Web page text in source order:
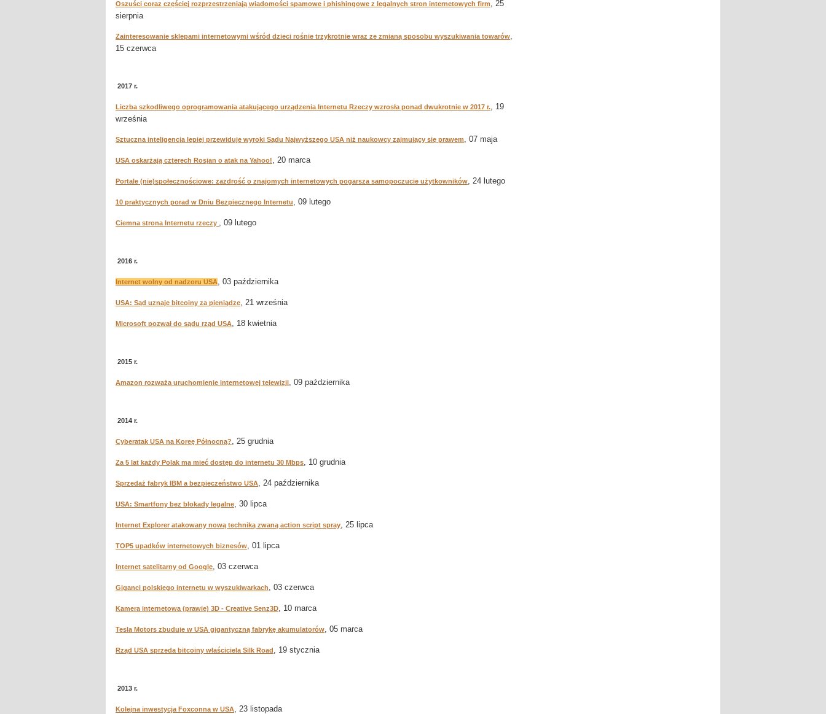
Oszuści coraz częściej rozprzestrzeniają wiadomości spamowe i phishingowe z legalnych stron internetowych firm, 25
sierpnia
Zainteresowanie sklepami internetowymi wśród dzieci rośnie trzykrotnie wraz ze zmianą sposobu wyszukiwania towarów,
15 czerwca
2017 r.
Liczba szkodliwego oprogramowania atakującego urządzenia Internetu Rzeczy wzrosła ponad dwukrotnie w 2017 r., 19
września
Sztuczna inteligencja lepiej przewiduje wyroki Sądu Najwyższego USA niż naukowcy zajmujący się prawem, 07 maja
USA oskarżają czterech Rosjan o atak na Yahoo!, 20 marca
Portale (nie)społecznościowe: zazdrość o znajomych internetowych pogarsza samopoczucie użytkowników, 24 lutego
10 praktycznych porad w Dniu Bezpiecznego Internetu, 09 lutego
Ciemna strona Internetu rzeczy , 09 lutego
2016 r.
Internet wolny od nadzoru USA, 03 października
USA: Sąd uznaje bitcoiny za pieniądze, 21 września
Microsoft pozwał do sądu rząd USA, 18 kwietnia
2015 r.
Amazon rozważa uruchomienie internetowej telewizji, 09 października
2014 r.
Cyberatak USA na Koreę Północną?, 25 grudnia
Za 5 lat każdy Polak ma mieć dostęp do internetu 30 Mbps, 10 grudnia
Sprzedaż fabryk IBM a bezpieczeństwo USA, 24 października
USA: Smartfony bez blokady legalne, 30 lipca
Internet Explorer atakowany nową techniką zwaną action script spray, 25 lipca
TOP5 upadków internetowych biznesów, 01 lipca
Internet satelitarny od Google, 03 czerwca
Giganci polskiego internetu w wyszukiwarkach, 03 czerwca
Kamera internetowa (prawie) 3D - Creative Senz3D, 10 marca
Tesla Motors zbuduje w USA gigantyczną fabrykę akumulatorów, 05 marca
Rząd USA sprzeda bitcoiny właściciela Silk Road, 19 stycznia
2013 r.
Kolejna inwestycja Foxconna w USA, 23 listopada